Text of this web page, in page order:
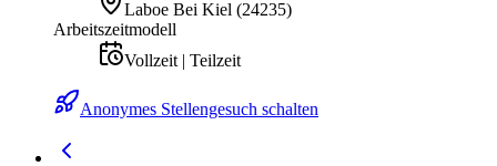
Laboe Bei Kiel (24235)
Arbeitszeitmodell
Vollzeit | Teilzeit
Anonymes Stellengesuch schalten